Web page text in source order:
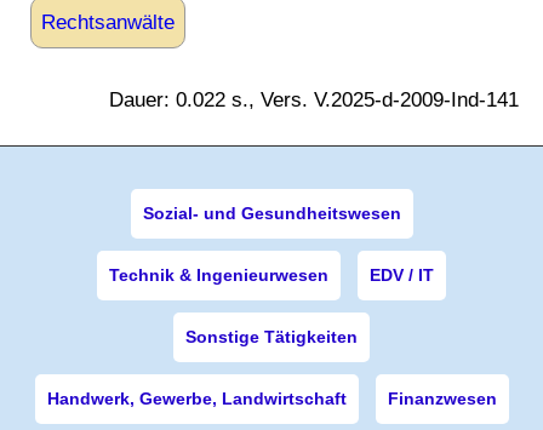
Rechtsanwälte
Dauer: 0.022 s., Vers. V.2025-d-2009-Ind-141
Sozial- und Gesundheitswesen
Technik & Ingenieurwesen EDV / IT
Sonstige Tätigkeiten
Handwerk, Gewerbe, Landwirtschaft Finanzwesen